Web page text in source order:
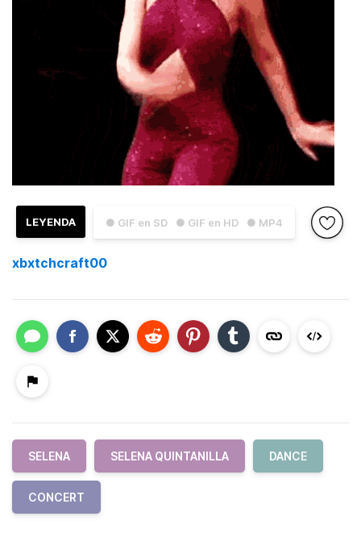
● GIF en SD ● GIF en HD ● MP4
LEYENDA
xbxtchcraft00
SELENA SELENA QUINTANILLA DANCE
CONCERT